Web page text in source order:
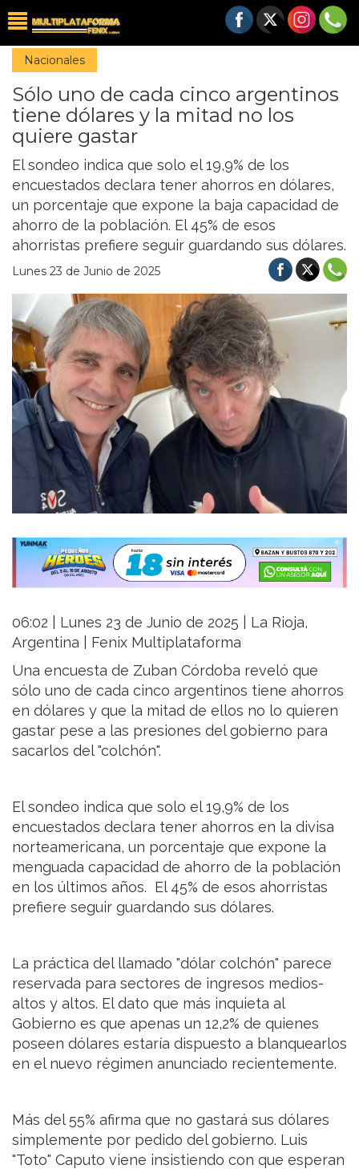
Nacionales
Sólo uno de cada cinco argentinos
tiene dólares y la mitad no los
quiere gastar
El sondeo indica que solo el 19,9% de los
encuestados declara tener ahorros en dólares,
un porcentaje que expone la baja capacidad de
ahorro de la población. El 45% de esos
ahorristas prefiere seguir guardando sus dólares.
Lunes 23 de Junio de 2025
06:02 | Lunes 23 de Junio de 2025 | La Rioja,
Argentina | Fenix Multiplataforma
Una encuesta de Zuban Córdoba reveló que
sólo uno de cada cinco argentinos tiene ahorros
en dólares y que la mitad de ellos no lo quieren
gastar pese a las presiones del gobierno para
sacarlos del "colchón".
El sondeo indica que solo el 19,9% de los
encuestados declara tener ahorros en la divisa
norteamericana, un porcentaje que expone la
menguada capacidad de ahorro de la población
en los últimos años. El 45% de esos ahorristas
prefiere seguir guardando sus dólares.
La práctica del llamado "dólar colchón" parece
reservada para sectores de ingresos medios-
altos y altos. El dato que más inquieta al
Gobierno es que apenas un 12,2% de quienes
poseen dólares estaría dispuesto a blanquearlos
en el nuevo régimen anunciado recientemente.
Más del 55% afirma que no gastará sus dólares
simplemente por pedido del gobierno. Luis
"Toto" Caputo viene insistiendo con que esperan